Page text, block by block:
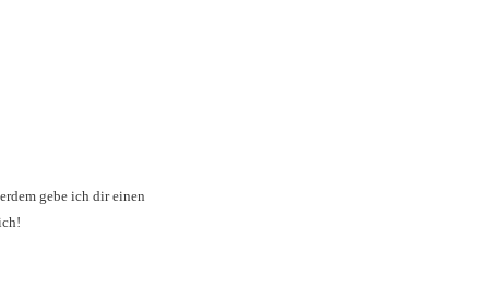
gebe ich dir einen